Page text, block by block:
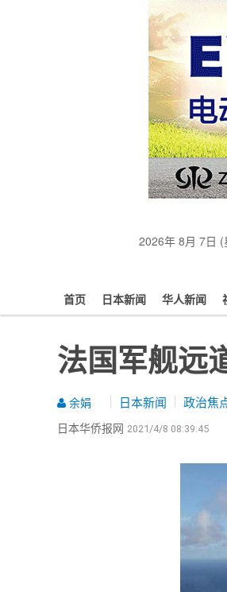
2026年 8月 7日 (
首页 日本新闻 华人新闻
法国军舰远
余娟 日本新闻 政治焦
日本华侨报网 2021/4/8 08:39:45